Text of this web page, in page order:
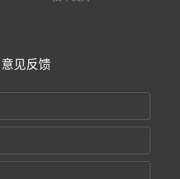
意见反馈